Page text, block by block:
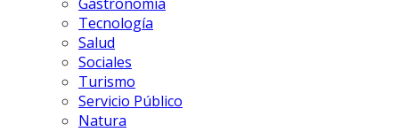
Gastronomía
Tecnología
Salud
Sociales
Turismo
Servicio Público
Natura